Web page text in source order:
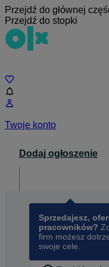
Przejdź do głównej
Przejdź do stopki
Twoje konto
Dodaj ogłoszenie
Sprzedajesz,
pracowników?
firm możesz
swoje cele.